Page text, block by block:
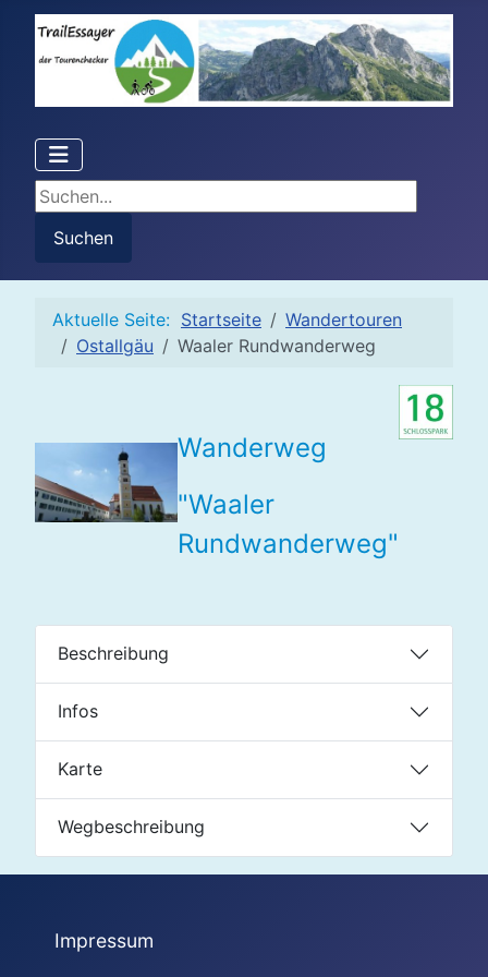
Suchen...
Suchen
Aktuelle Seite: Startseite
Wandertouren
Ostallgäu
Waaler Rundwanderweg
Wanderweg
"Waaler
Rundwanderweg"
Beschreibung
Infos
Karte
Wegbeschreibung
Impressum